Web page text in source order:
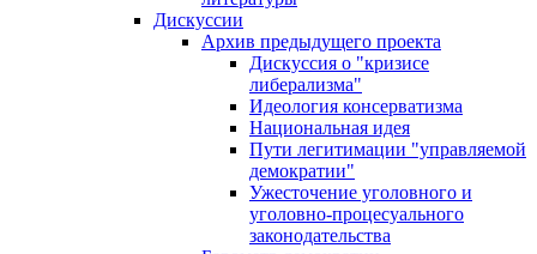
Дискуссии
Архив предыдущего проекта
Дискуссия о "кризисе
либерализма"
Идеология консерватизма
Национальная идея
Пути легитимации "управляемой
демократии"
Ужесточение уголовного и
уголовно-процесуального
законодательства